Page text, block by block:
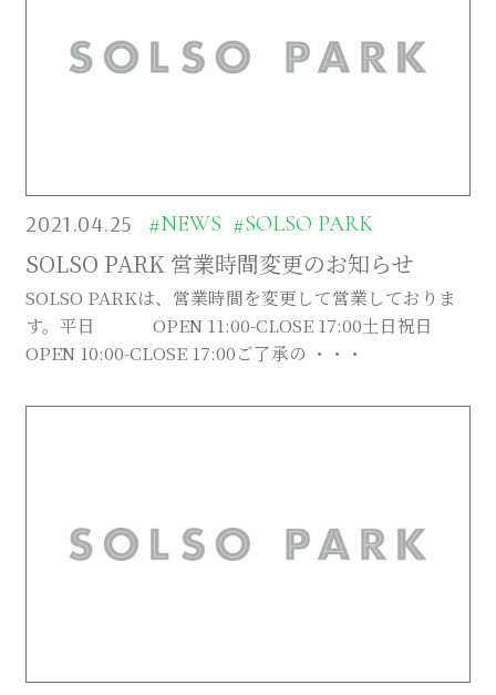
2021.04.25 #NEWS #SOLSO PARK
SOLSO PARK 営業時間変更のお知らせ
SOLSO PARKは、営業時間を変更して営業しておりま
す。平日 OPEN 11:00-CLOSE 17:00土日祝日
OPEN 10:00-CLOSE 17:00ご了承の ・・・